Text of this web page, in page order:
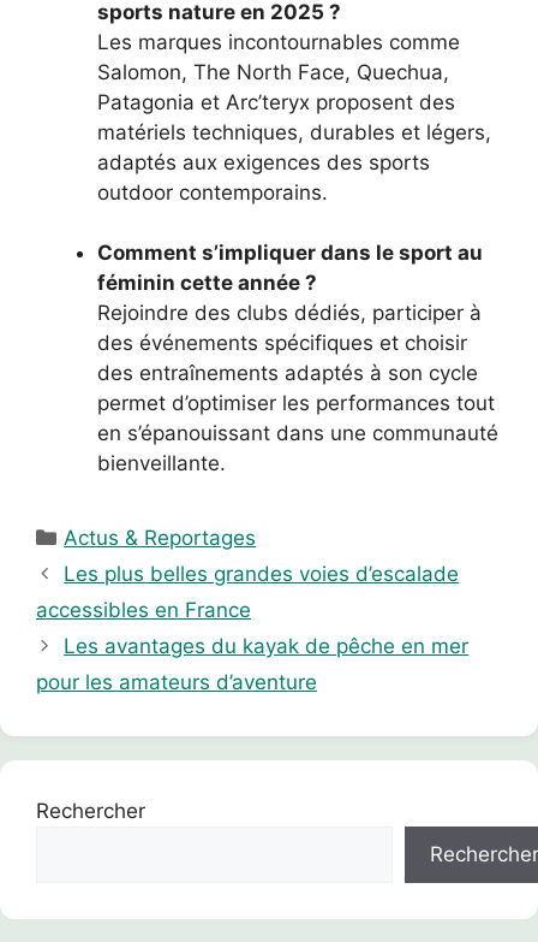
sports nature en 2025 ?
Les marques incontournables comme
Salomon, The North Face, Quechua,
Patagonia et Arc’teryx proposent des
matériels techniques, durables et légers,
adaptés aux exigences des sports
outdoor contemporains.
Comment s’impliquer dans le sport au
féminin cette année ?
Rejoindre des clubs dédiés, participer à
des événements spécifiques et choisir
des entraînements adaptés à son cycle
permet d’optimiser les performances tout
en s’épanouissant dans une communauté
bienveillante.
Catégories
Actus & Reportages
Les plus belles grandes voies d’escalade
accessibles en France
Les avantages du kayak de pêche en mer
pour les amateurs d’aventure
Rechercher
Rechercher